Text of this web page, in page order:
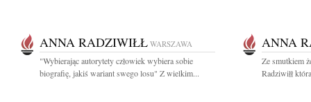
ANNA RADZIWIŁŁ WARSZAWA
"Wybierając autorytety człowiek wybiera sobie
biografię, jakiś wariant swego losu" Z wielkim...
ANNA
Ze smutkiem
Radziwiłł